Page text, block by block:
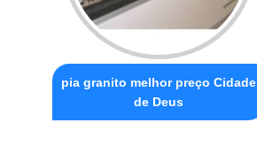
pia granito melhor preço Cidade
de Deus